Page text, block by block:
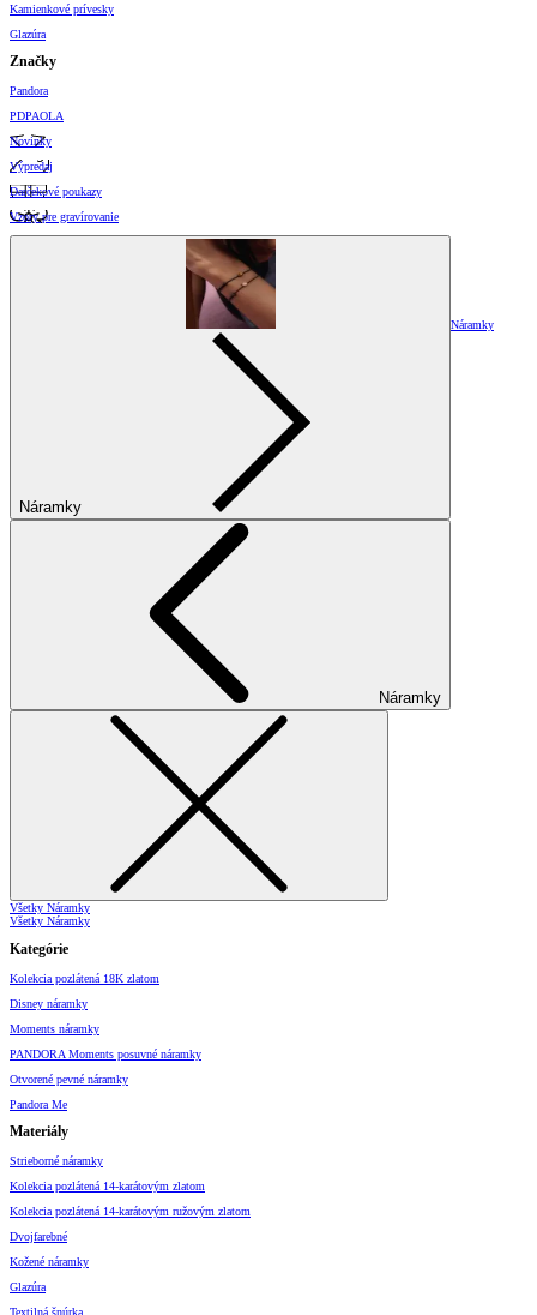
Kamienkové prívesky
Glazúra
Značky
Pandora
PDPAOLA
Novinky
Výpredaj
Darčekové poukazy
Vzory pre gravírovanie
Náramky
Náramky
Náramky
Všetky Náramky
Všetky Náramky
Kategórie
Kolekcia pozlátená 18K zlatom
Disney náramky
Moments náramky
PANDORA Moments posuvné náramky
Otvorené pevné náramky
Pandora Me
Materiály
Strieborné náramky
Kolekcia pozlátená 14-karátovým zlatom
Kolekcia pozlátená 14-karátovým ružovým zlatom
Dvojfarebné
Kožené náramky
Glazúra
Textilná šnúrka